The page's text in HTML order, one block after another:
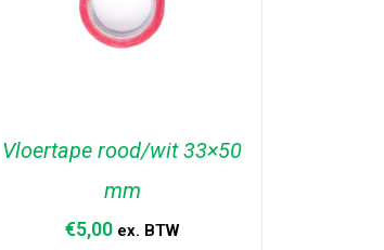
TOEVOEGEN AAN WINKELWAGEN
Vloertape rood/wit 33×50
mm
€5,00 ex. BTW